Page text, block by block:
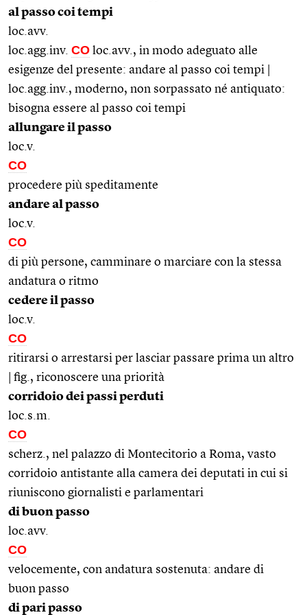
al passo coi tempi
loc.avv.
loc.agg.inv. CO loc.avv., in modo adeguato alle
esigenze del presente: andare al passo coi tempi |
loc.agg.inv., moderno, non sorpassato né antiquato:
bisogna essere al passo coi tempi
allungare il passo
loc.v.
CO
procedere più speditamente
andare al passo
loc.v.
CO
di più persone, camminare o marciare con la stessa
andatura o ritmo
cedere il passo
loc.v.
CO
ritirarsi o arrestarsi per lasciar passare prima un altro
| fig., riconoscere una priorità
corridoio dei passi perduti
loc.s.m.
CO
scherz., nel palazzo di Montecitorio a Roma, vasto
corridoio antistante alla camera dei deputati in cui si
riuniscono giornalisti e parlamentari
di buon passo
loc.avv.
CO
velocemente, con andatura sostenuta: andare di
buon passo
di pari passo